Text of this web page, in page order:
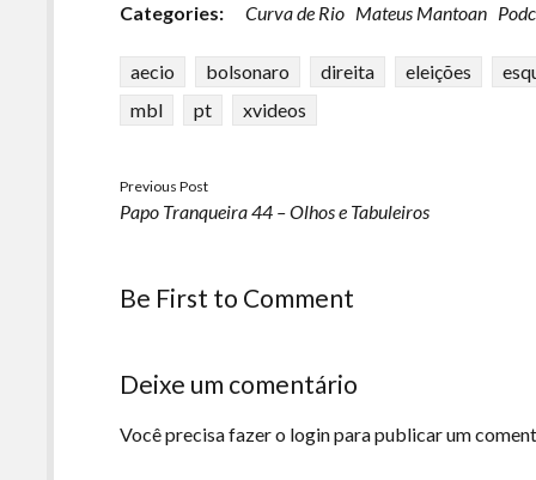
Categories: Curva de Rio Mateus Mantoan
aecio bolsonaro direita eleições
mbl
pt xvideos
Previous Post
Papo Tranqueira 44 – Olhos e Tabuleiros
Be First to Comment
Deixe um comentário
Você precisa fazer o loginpara publicar um